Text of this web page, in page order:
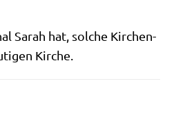
Sarah hat, sol­che Kir­chen­
Kirche.